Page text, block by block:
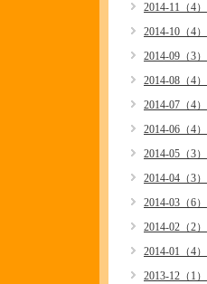
2014-11（4）
2014-10（4）
2014-09（3）
2014-08（4）
2014-07（4）
2014-06（4）
2014-05（3）
2014-04（3）
2014-03（6）
2014-02（2）
2014-01（4）
2013-12（1）